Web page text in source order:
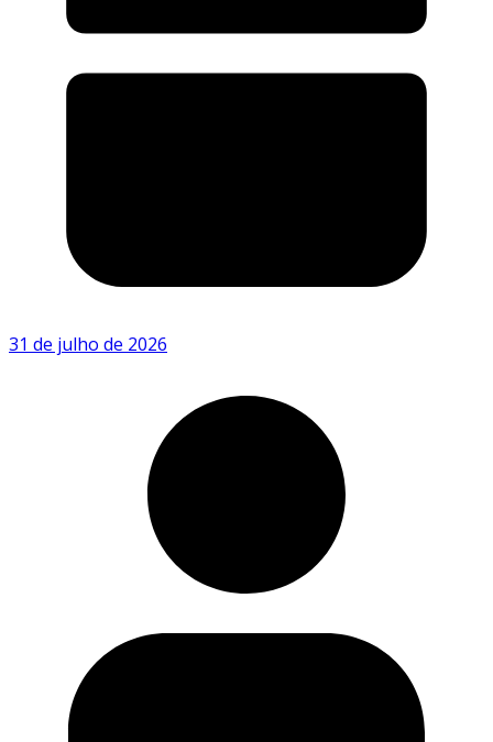
31 de julho de 2026